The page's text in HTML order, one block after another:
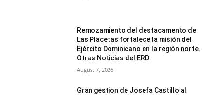
Remozamiento del destacamento de
Las Placetas fortalece la misión del
Ejército Dominicano en la región norte.
Otras Noticias del ERD
August 7, 2026
Gran gestion de Josefa Castillo al